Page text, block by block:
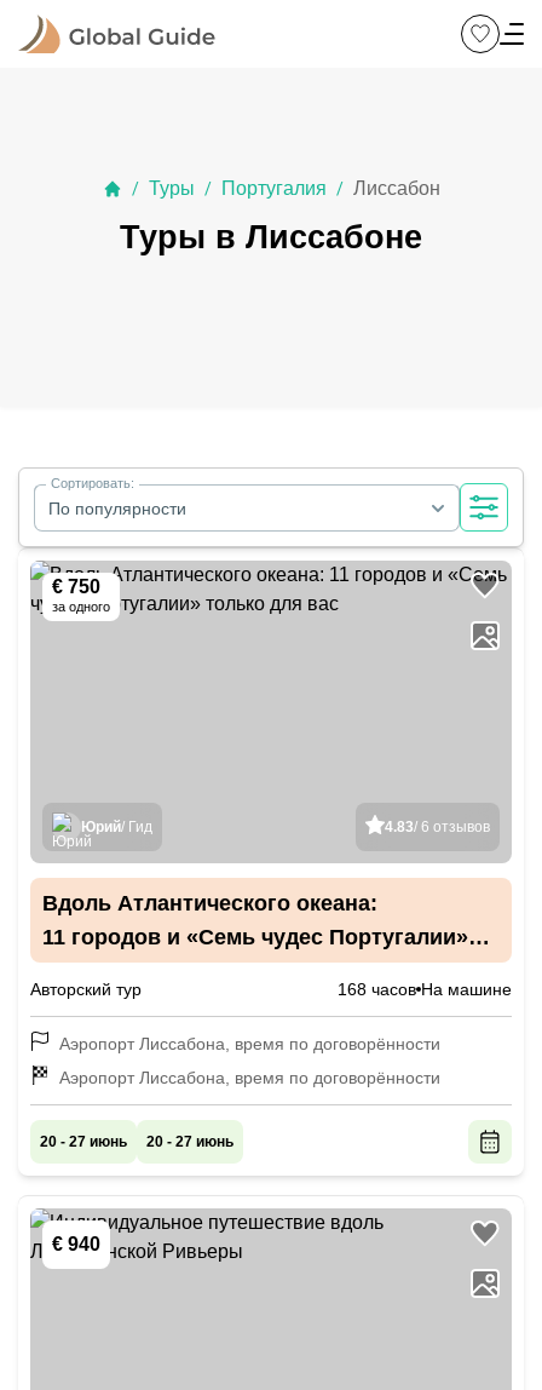
/ Туры / Португалия / Лиссабон
Туры в Лиссабоне
По популярности
Сортировать:
€ 750
за одного
4.83/ 6 отзывов
Юрий/ Гид
Вдоль Атлантического океана:
11 городов и «Семь чудес Португалии»
Авторский тур 168 часов На машине
Аэропорт Лиссабона, время по договорённости
Аэропорт Лиссабона, время по договорённости
20 - 27 июнь 20 - 27 июнь
€ 940